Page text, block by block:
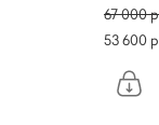
67 000
53 600